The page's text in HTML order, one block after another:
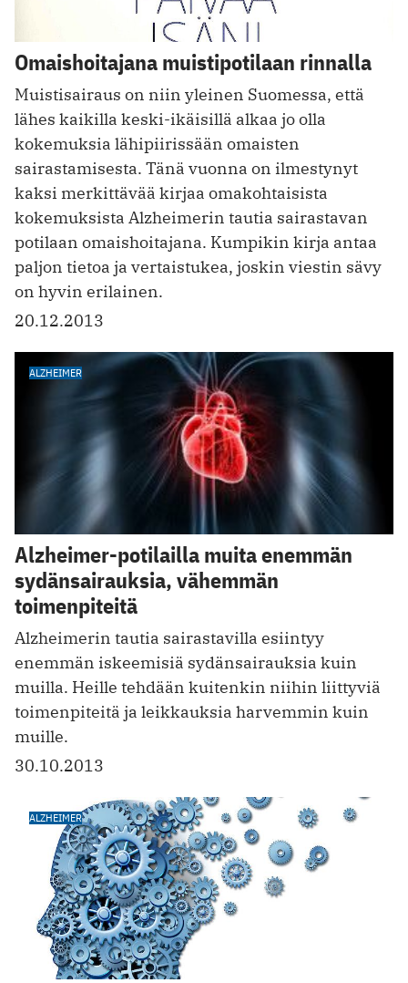
Omaishoitajana muistipotilaan rinnalla
Muistisairaus on niin yleinen Suomessa, että
lähes kaikilla keski-ikäisillä alkaa jo olla
kokemuksia lähipiirissään omaisten
sairastamisesta. Tänä vuonna on ilmestynyt
kaksi merkittävää kirjaa omakohtaisista
kokemuksista Alzheimerin tautia sairastavan
potilaan omaishoitajana. Kumpikin kirja antaa
paljon tietoa ja vertaistukea, joskin viestin sävy
on hyvin erilainen.
20.12.2013
ALZHEIMER
Alzheimer-potilailla muita enemmän
sydänsairauksia, vähemmän
toimenpiteitä
Alzheimerin tautia sairastavilla esiintyy
enemmän iskeemisiä sydänsairauksia kuin
muilla. Heille tehdään kuitenkin niihin liittyviä
toimenpiteitä ja leikkauksia harvemmin kuin
muille.
30.10.2013
ALZHEIMER